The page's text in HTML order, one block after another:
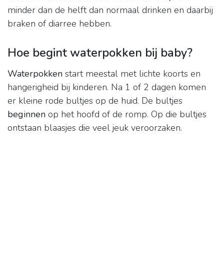
minder dan de helft dan normaal drinken en daarbij
braken of diarree hebben.
Hoe begint waterpokken bij baby?
Waterpokken start meestal met lichte koorts en
hangerigheid bij kinderen. Na 1 of 2 dagen komen
er kleine rode bultjes op de huid. De bultjes
beginnen op het hoofd of de romp. Op die bultjes
ontstaan blaasjes die veel jeuk veroorzaken.